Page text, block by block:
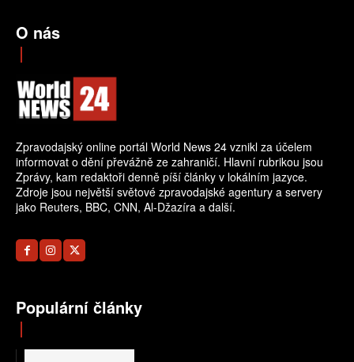
O nás
Zpravodajský online portál World News 24 vznikl za účelem
informovat o dění převážně ze zahraničí. Hlavní rubrikou jsou
Zprávy, kam redaktoři denně píší články v lokálním jazyce.
Zdroje jsou největší světové zpravodajské agentury a servery
jako Reuters, BBC, CNN, Al-Džazíra a další.
Populární články